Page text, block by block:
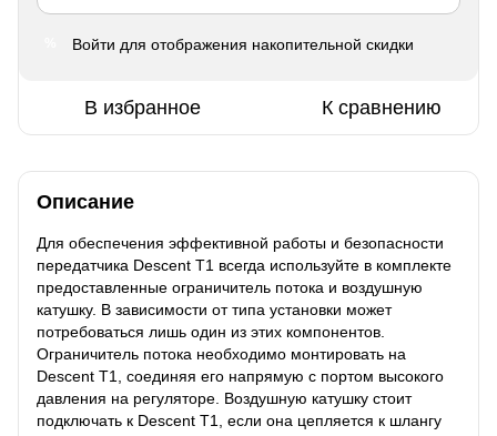
Войти для отображения накопительной скидки
В избранное К сравнению
Описание
Для обеспечения эффективной работы и безопасности
передатчика Descent T1 всегда используйте в комплекте
предоставленные ограничитель потока и воздушную
катушку. В зависимости от типа установки может
потребоваться лишь один из этих компонентов.
Ограничитель потока необходимо монтировать на
Descent T1, соединяя его напрямую с портом высокого
давления на регуляторе. Воздушную катушку стоит
подключать к Descent T1, если она цепляется к шлангу